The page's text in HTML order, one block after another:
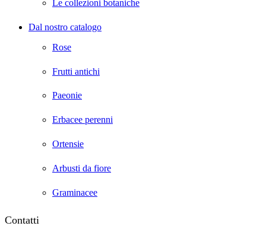
Le collezioni botaniche
Dal nostro catalogo
Rose
Frutti antichi
Paeonie
Erbacee perenni
Ortensie
Arbusti da fiore
Graminacee
Contatti